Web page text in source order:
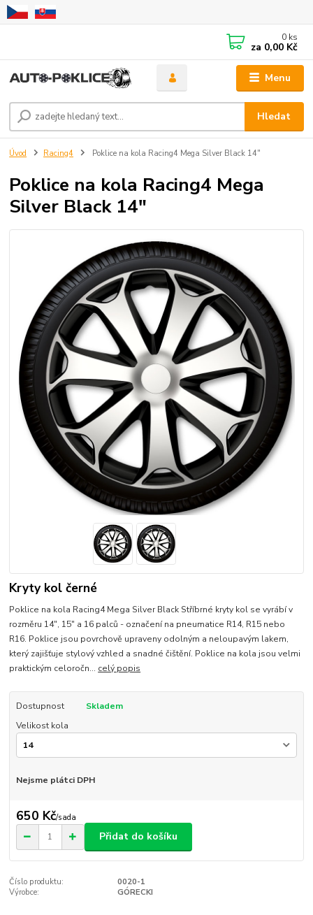
Menu
Hledat
0 ks
za 0,00 Kč
Úvod Racing4 Poklice na kola Racing4 Mega Silver Black 14"
Poklice na kola Racing4 Mega
Silver Black 14"
Kryty kol černé
Poklice na kola Racing4 Mega Silver Black Stříbrné kryty kol se vyrábí v
rozměru 14", 15" a 16 palců - označení na pneumatice R14, R15 nebo
R16. Poklice jsou povrchově upraveny odolným a neloupavým lakem,
který zajišťuje stylový vzhled a snadné čištění. Poklice na kola jsou velmi
praktickým celoročn... celý popis
Dostupnost
Skladem
Velikost kola
Nejsme plátci DPH
650 Kč/sada
Přidat do košíku
Číslo produktu:
0020-1
Výrobce:
GÓRECKI